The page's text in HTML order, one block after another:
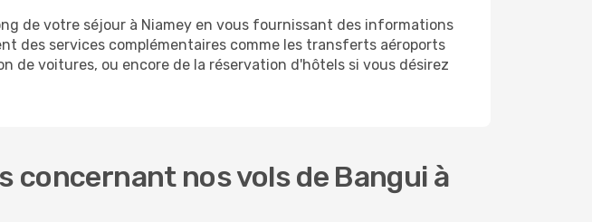
de votre séjour à Niamey en vous fournissant des informations
des services complémentaires comme les transferts aéroports
de voitures, ou encore de la réservation d'hôtels si vous désirez
concernant nos vols de Bangui à